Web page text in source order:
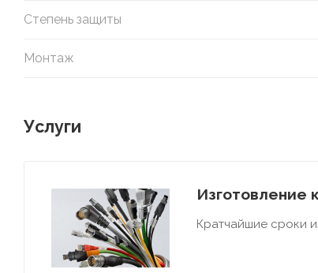
Степень защиты
Монтаж
Услуги
Изготовление
Кратчайшие сроки